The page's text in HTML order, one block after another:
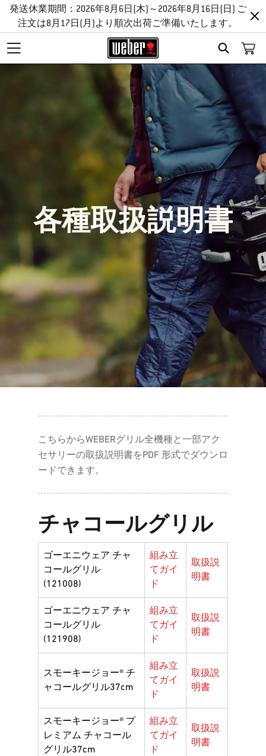
Search
発送休業期間：2026年8月6日(木)～2026年8月16日(日) ご
注文は8月17日(月)より順次出荷ご準備いたします。
各種取扱説明書
こちらからWEBERグリル全機種と一部アク
セサリーの取扱説明書をPDF 形式でダウンロ
ードできます。
チャコールグリル
ゴーエニウェア チャ
コールグリル
(121008)
組み立
てガイ
ド
取扱説
明書
ゴーエニウェア チャ
コールグリル
(121908)
組み立
てガイ
ド
取扱説
明書
スモーキージョー® チ
ャコールグリル37cm
組み立
てガイ
ド
取扱説
明書
スモーキージョー® プ
レミアム チャコール
グリル37cm
組み立
てガイ
ド
取扱説
明書